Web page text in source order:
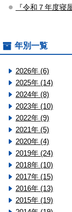
『令和７年度寝
年別一覧
2026年 (6)
2025年 (14)
2024年 (8)
2023年 (10)
2022年 (9)
2021年 (5)
2020年 (4)
2019年 (24)
2018年 (10)
2017年 (15)
2016年 (13)
2015年 (19)